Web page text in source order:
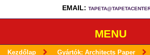
EMAIL:
MENU
Kezdőlap Gyártók: Architects Paper